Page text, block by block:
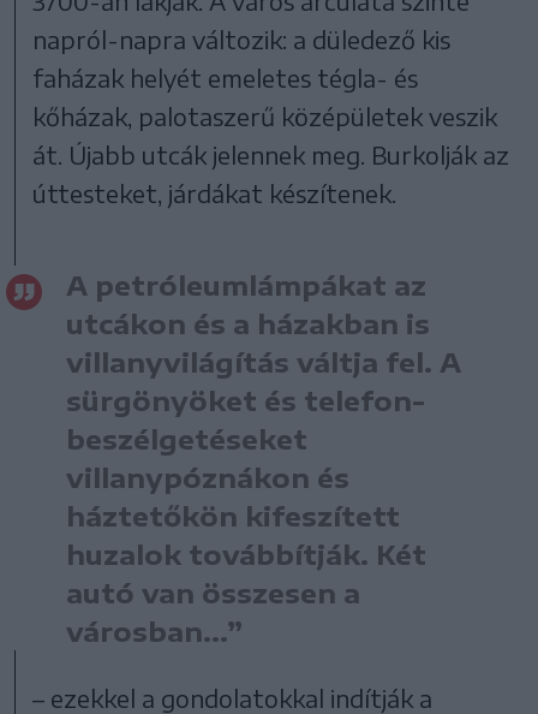
napról-napra változik: a düledező kis
faházak helyét emeletes tégla- és
kőházak, palotaszerű középületek veszik
át. Újabb utcák jelennek meg. Burkolják az
úttesteket, járdákat készítenek.
A petróleumlámpákat az
utcákon és a házakban is
villanyvilágítás váltja fel. A
sürgönyöket és telefon-
beszélgetéseket
villanypóznákon és
háztetőkön kifeszített
huzalok továbbítják. Két
autó van összesen a
városban...”
– ezekkel a gondolatokkal indítják a